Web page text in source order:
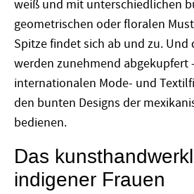
weiß und mit unterschiedlichen
geometrischen oder floralen
Spitze findet sich ab und zu. Und
werden zunehmend abgekupfert
internationalen Mode- und
den bunten Designs der
bedienen.
Das
indigener Frauen